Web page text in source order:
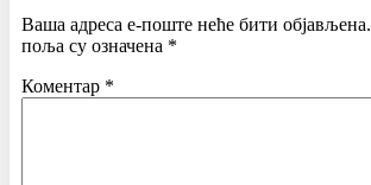
Ваша адреса е-поште неће бити објављена.
поља су означена *
Коментар *